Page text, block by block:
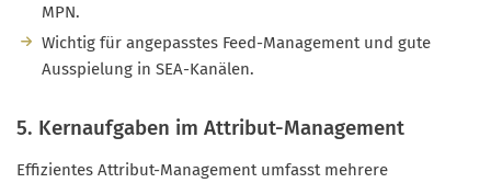
MPN.
Wichtig für angepasstes Feed-Management und gute
Ausspielung in SEA-Kanälen.
5. Kernaufgaben im Attribut-Management
Effizientes Attribut-Management umfasst mehrere